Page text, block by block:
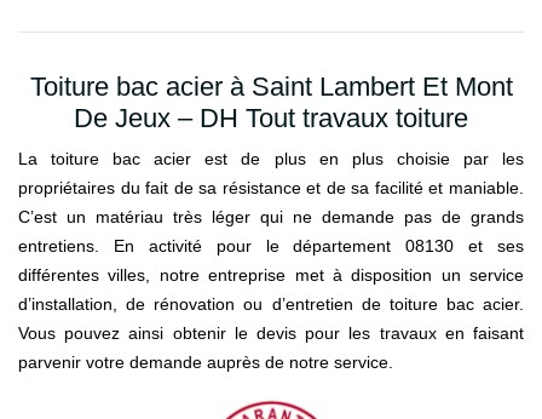
Toiture bac acier à Saint Lambert Et Mont
De Jeux – DH Tout travaux toiture
La toiture bac acier est de plus en plus choisie par les
propriétaires du fait de sa résistance et de sa facilité et maniable.
C’est un matériau très léger qui ne demande pas de grands
entretiens. En activité pour le département 08130 et ses
différentes villes, notre entreprise met à disposition un service
d’installation, de rénovation ou d’entretien de toiture bac acier.
Vous pouvez ainsi obtenir le devis pour les travaux en faisant
parvenir votre demande auprès de notre service.